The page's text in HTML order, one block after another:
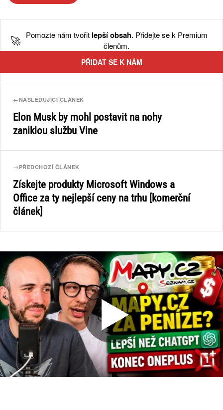
🚀 Pomozte nám tvořit lepší obsah. Přidejte se k Premium
členům.
PŘIDAT SE K NÁM
←NÁSLEDUJÍCÍ ČLÁNEK
Elon Musk by mohl postavit na nohy
zaniklou službu Vine
→ PŘEDCHOZÍ ČLÁNEK
Získejte produkty Microsoft Windows a
Office za ty nejlepší ceny na trhu [komerční
článek]